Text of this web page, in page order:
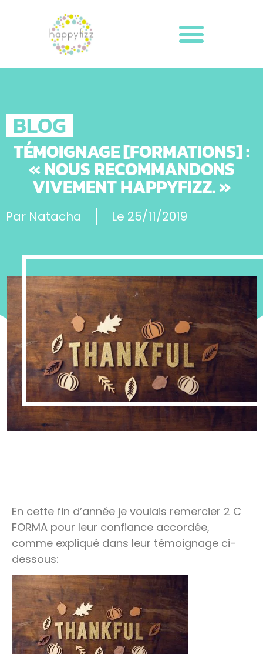
BLOG
TÉMOIGNAGE [FORMATIONS] :
« NOUS RECOMMANDONS
VIVEMENT HAPPYFIZZ. »
Par Natacha Le 25/11/2019
En cette fin d’année je voulais remercier 2 C
FORMA pour leur confiance accordée,
comme expliqué dans leur témoignage ci-
dessous: